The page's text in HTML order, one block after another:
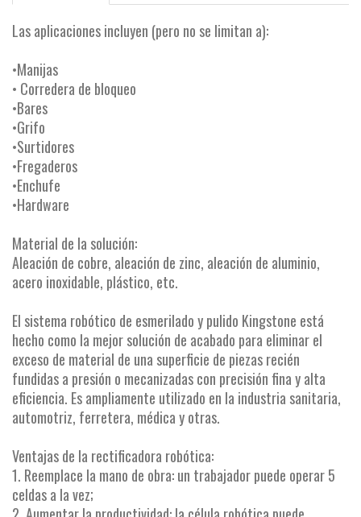
Las aplicaciones incluyen (pero no se limitan a):
•Manijas
• Corredera de bloqueo
•Bares
•Grifo
•Surtidores
•Fregaderos
•Enchufe
•Hardware
Material de la solución:
Aleación de cobre, aleación de zinc, aleación de aluminio,
acero inoxidable, plástico, etc.
El sistema robótico de esmerilado y pulido Kingstone está
hecho como la mejor solución de acabado para eliminar el
exceso de material de una superficie de piezas recién
fundidas a presión o mecanizadas con precisión fina y alta
eficiencia. Es ampliamente utilizado en la industria sanitaria,
automotriz, ferretera, médica y otras.
Ventajas de la rectificadora robótica:
1. Reemplace la mano de obra: un trabajador puede operar 5
celdas a la vez;